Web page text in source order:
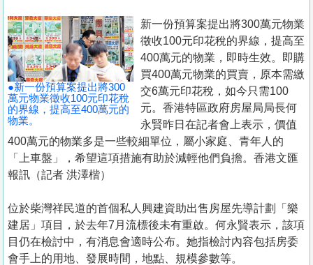
置
業
手
冊
關
於
我
們
●新一份預算案提出將300
萬元物業徵收100元印花稅
的界線，提高至400萬元的
物業。
新一份預算案提出將300萬元物業
徵收100元印花稅的界線，提高至
400萬元的物業，即時生效。即購
買400萬元物業的買賣，原本需繳
交6萬元印花稅，如今只需100
元。香港特區政府房屋局局長何
永賢昨日在記者會上表示，價值
400萬元的物業多是一些較細單位，屬小家庭、青年人的
「上車盤」，希望這項措施有助於減輕他們負擔。香港文匯
報訊（記者 洪澤楷）
位於柴灣祥民道的首個私人興建資助出售房屋先導計劃「樂
建居」項目，於去年7月流標後未有重啟。何永賢表示，該項
目仍在檢討中，有消息會適時公布。她指檢討內容包括房委
會手上的用地、發展時間，地點、規模參數等。